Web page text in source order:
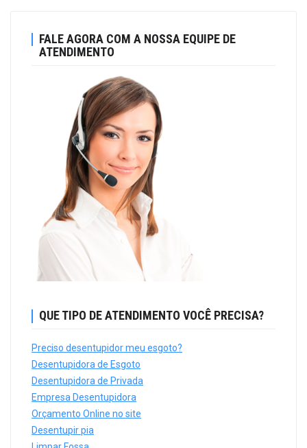
FALE AGORA COM A NOSSA EQUIPE DE
ATENDIMENTO
QUE TIPO DE ATENDIMENTO VOCÊ PRECISA?
Preciso desentupidor meu esgoto?
Desentupidora de Esgoto
Desentupidora de Privada
Empresa Desentupidora
Orçamento Online no site
Desentupir pia